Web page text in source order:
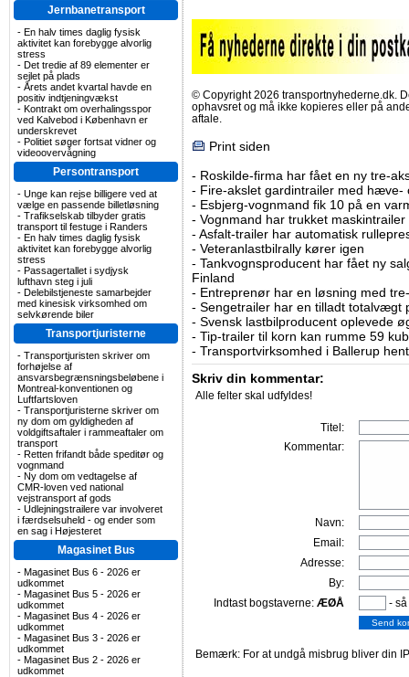
Jernbanetransport
- En halv times daglig fysisk
aktivitet kan forebygge alvorlig
stress
- Det tredie af 89 elementer er
sejlet på plads
- Årets andet kvartal havde en
positiv indtjeningvækst
- Kontrakt om overhalingsspor
ved Kalvebod i København er
underskrevet
- Politiet søger fortsat vidner og
videoovervågning
Persontransport
- Unge kan rejse billigere ved at
vælge en passende billetløsning
- Trafikselskab tilbyder gratis
transport til festuge i Randers
- En halv times daglig fysisk
aktivitet kan forebygge alvorlig
stress
- Passagertallet i sydjysk
lufthavn steg i juli
- Delebilstjeneste samarbejder
med kinesisk virksomhed om
selvkørende biler
Transportjuristerne
- Transportjuristen skriver om
forhøjelse af
ansvarsbegrænsningsbeløbene i
Montreal-konventionen og
Luftfartsloven
- Transportjuristerne skriver om
ny dom om gyldigheden af
voldgiftsaftaler i rammeaftaler om
transport
- Retten frifandt både speditør og
vognmand
- Ny dom om vedtagelse af
CMR-loven ved national
vejstransport af gods
- Udlejningstrailere var involveret
i færdselsuheld - og ender som
en sag i Højesteret
Magasinet Bus
- Magasinet Bus 6 - 2026 er
udkommet
- Magasinet Bus 5 - 2026 er
udkommet
- Magasinet Bus 4 - 2026 er
udkommet
- Magasinet Bus 3 - 2026 er
udkommet
- Magasinet Bus 2 - 2026 er
udkommet
© Copyright 2026 transportnyhederne.dk.
ophavsret og må ikke kopieres eller på
aftale.
Print siden
- Roskilde-firma har fået en ny tre-
- Fire-akslet gardintrailer med hæve-
- Esbjerg-vognmand fik 10 på en
- Vognmand har trukket
- Asfalt-trailer har automatisk
- Veteranlastbilrally kører igen
- Tankvognsproducent har fået ny
Finland
- Entreprenør har en løsning med
- Sengetrailer har en tilladt totalvægt
- Svensk lastbilproducent oplevede
- Tip-trailer til korn kan rumme 59
- Transportvirksomhed i Ballerup
Skriv din kommentar:
Alle felter skal udfyldes!
Titel:
Kommentar:
Navn:
Email:
Adresse:
By:
Indtast bogstaverne: ÆØÅ -
Bemærk: For at undgå misbrug bliver din